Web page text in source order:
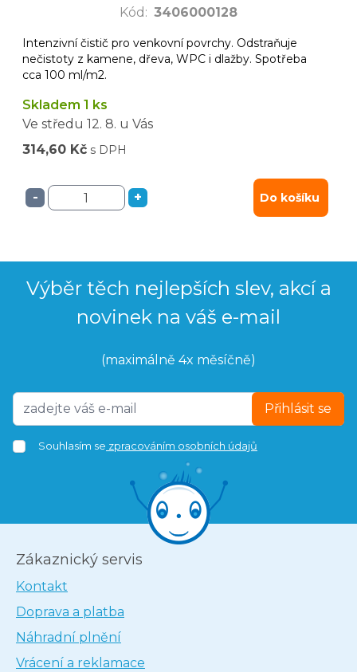
Kód : 3406000128
Intenzivní čistič pro venkovní povrchy. Odstraňuje
nečistoty z kamene, dřeva, WPC i dlažby. Spotřeba
cca 100 ml/m2.
Skladem 1 ks
Ve středu 12. 8. u Vás
314,60 Kč s DPH
- + Do košíku
Výběr těch nejlepších slev, akcí a
novinek na váš e-mail
(maximálně 4x měsíčně)
Přihlásit se
Souhlasím se zpracováním osobních údajů
Zákaznický servis
Kontakt
Doprava a platba
Náhradní plnění
Vrácení a reklamace